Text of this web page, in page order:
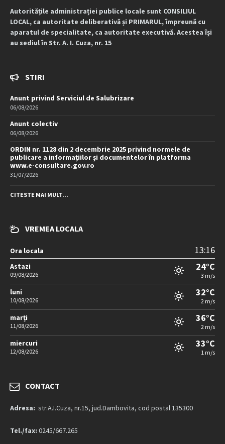
Autoritățile administrației publice locale sunt CONSILIUL
LOCAL, ca autoritate deliberativă și PRIMARUL, împreună cu
aparatul de specialitate, ca autoritate executivă. Acestea își
au sediul în Str. A. I. Cuza, nr. 15
STIRI
Anunt privind Serviciul de Salubrizare
06/08/2026
Anunt colectiv
06/08/2026
ORDIN nr. 1128 din 2 decembrie 2025 privind normele de
publicare a informațiilor și documentelor în platforma
www.e-consultare.gov.ro
31/07/2026
CITESTE MAI MULT...
VREMEA LOCALA
Ora locala 13:16
Astazi
09/08/2026
24°C
3 m/s
luni
10/08/2026
32°C
2 m/s
marți
11/08/2026
36°C
2 m/s
miercuri
12/08/2026
33°C
1 m/s
CONTACT
Adresa: str.A.I.Cuza, nr.15, jud.Dambovita, cod postal 135300
Tel./fax: 0245/667.265